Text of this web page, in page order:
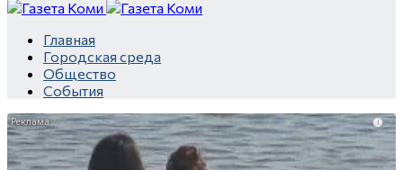
Главная
Городская среда
Общество
События
i